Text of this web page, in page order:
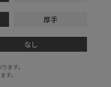
厚手
なし
ます。
す。